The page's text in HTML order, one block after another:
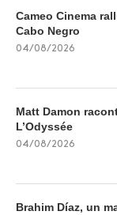
Cameo Cinema
Cabo Negro
04/08/2026
Matt Damon
L’Odyssée
04/08/2026
Brahim Díaz, un